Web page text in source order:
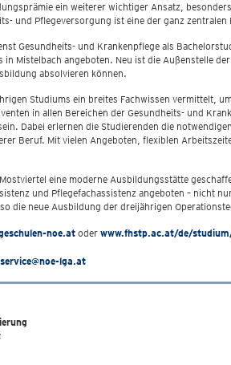
ein weiterer wichtiger Ansatz,
und Pflegeversorgung ist eine der ganz
Gesundheits- und Krankenpflege als
in Mistelbach angeboten. Neu ist die Außenstelle
absolvieren können.
Studiums ein breites Fachwissen vermittelt,
in allen Bereichen der Gesundheits- und
Dabei erlernen die Studierenden die
Beruf. Mit vielen Angeboten, flexiblen
eine moderne Ausbildungsstätte
und Pflegefachassistenz angeboten –
die neue Ausbildung der dreijährigen
noe.at oder www.fhstp.ac.at/de/
lga.at